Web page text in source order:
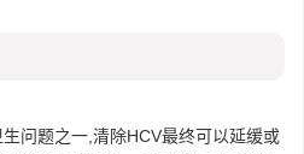
问题之一,清除HCV最终可以延缓或